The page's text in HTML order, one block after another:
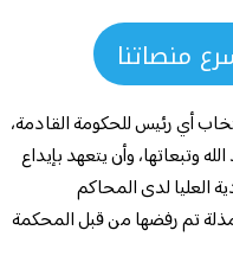
منصاتنا
أي رئيس للحكومة القادمة،
وتبعاتها، وأن يتعهد بإيداع
العليا لدى المحاكم
مذلة تم رفضها من قبل المحكمة